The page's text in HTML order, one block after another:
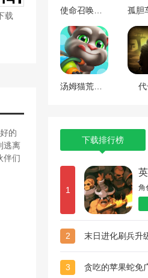
载
的
逃离
伴们
下载排行榜
1 角
2 末日进化刷兵升
3 贪吃的苹果蛇免